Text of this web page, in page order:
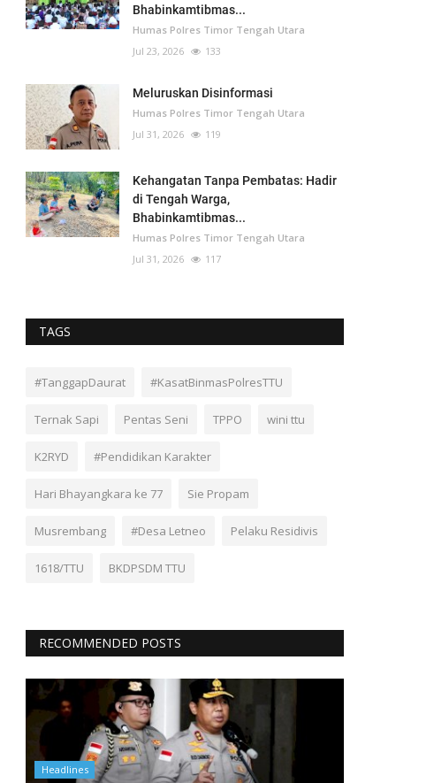
Bhabinkamtibmas...
Humas Polres Timor Tengah Utara
Jul 23, 2026
133
Meluruskan Disinformasi
Humas Polres Timor Tengah Utara
Jul 31, 2026
119
Kehangatan Tanpa Pembatas: Hadir
di Tengah Warga,
Bhabinkamtibmas...
Humas Polres Timor Tengah Utara
Jul 31, 2026
117
TAGS
#TanggapDaurat #KasatBinmasPolresTTU
Ternak Sapi Pentas Seni TPPO wini ttu
K2RYD #Pendidikan Karakter
Hari Bhayangkara ke 77 Sie Propam
Musrembang #Desa Letneo Pelaku Residivis
1618/TTU BKDPSDM TTU
RECOMMENDED POSTS
Headlines